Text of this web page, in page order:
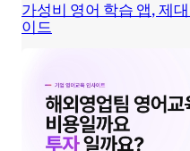
가성비 영어 학습 앱, 제
이드